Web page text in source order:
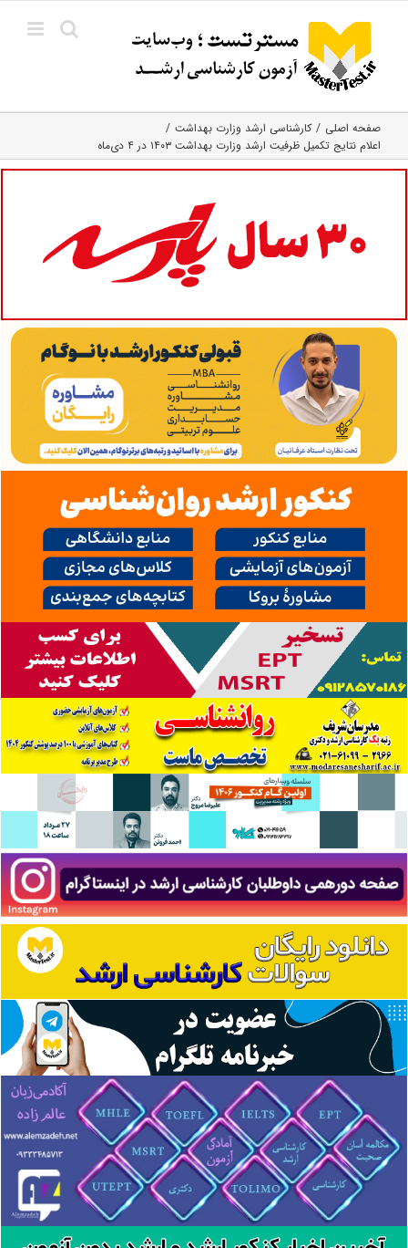
content
صفحه اصلی
کارشناسی ارشد وزارت بهداشت
اعلام نتایج تکمیل ظرفیت ارشد وزارت بهداشت ۱۴۰۳ در ۴ دی‌ماه